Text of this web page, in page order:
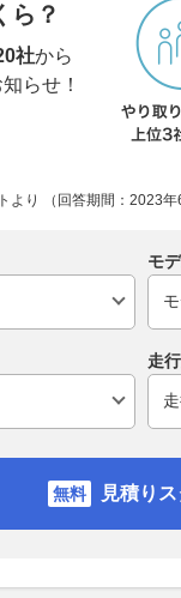
ら？
社から
らせ！
り （回答期間：2023年
モ
走
見積り